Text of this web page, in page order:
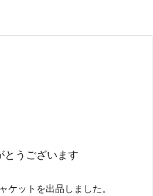
とうございます
ケットを出品しました。